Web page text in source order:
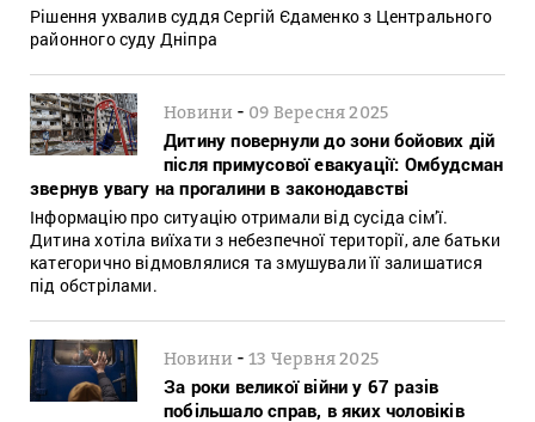
Рішення ухвалив суддя Сергій Єдаменко з Центрального
районного суду Дніпра
Новини - 09 Вересня 2025
Дитину повернули до зони бойових дій
після примусової евакуації: Омбудсман
звернув увагу на прогалини в законодавстві
Інформацію про ситуацію отримали від сусіда сім’ї.
Дитина хотіла виїхати з небезпечної території, але батьки
категорично відмовлялися та змушували її залишатися
під обстрілами.
Новини -13 Червня 2025
За роки великої війни у 67 разів
побільшало справ, в яких чоловіків